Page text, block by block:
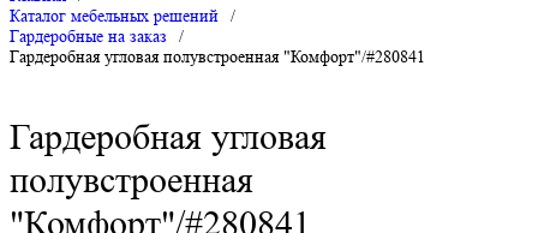
Каталог мебельных решений
/
Гардеробные на заказ
/
Гардеробная угловая полувстроенная "Комфорт"/#280841
Гардеробная угловая
полувстроенная
"Комфорт"/#280841